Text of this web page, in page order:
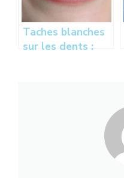
Taches blanches
sur les dents :